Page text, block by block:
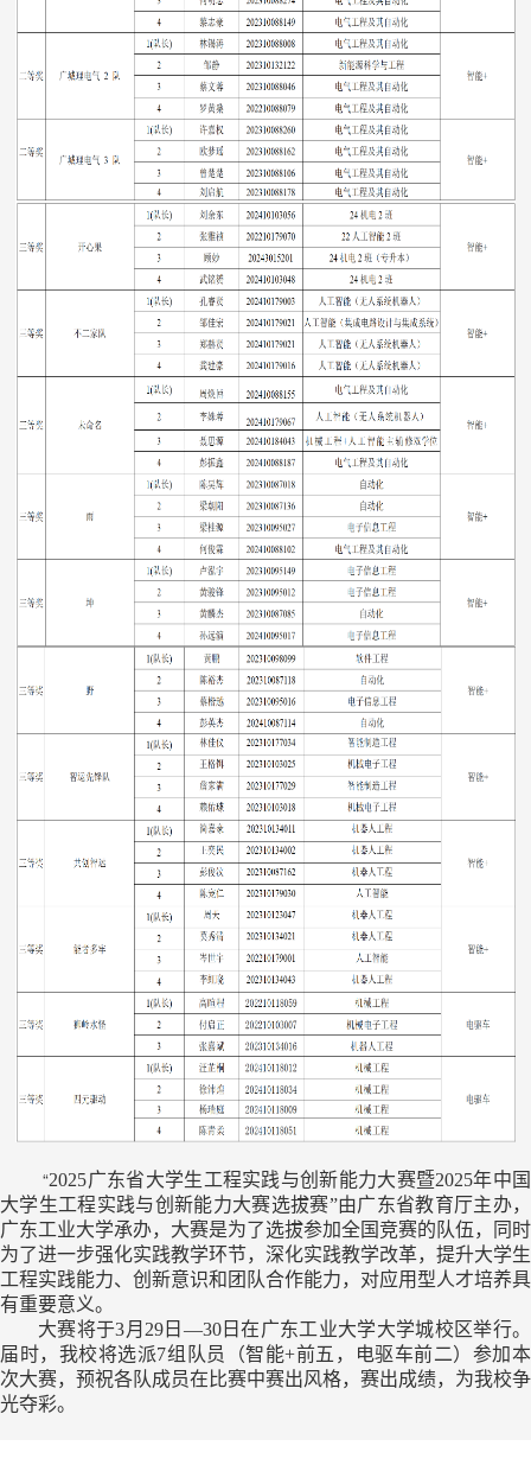
“2025广东省大学生工程实践与创新能力大赛暨2025年中国
大学生工程实践与创新能力大赛选拔赛”由广东省教育厅主办，
广东工业大学承办，大赛是为了选拔参加全国竞赛的队伍，同时
为了进一步强化实践教学环节，深化实践教学改革，提升大学生
工程实践能力、创新意识和团队合作能力，对应用型人才培养具
有重要意义。
大赛将于3月 29 日—30日在广东工业大学大学城校区举行。
届时，我校将选派7组队员（智能+前五，电驱车前二）参加本
次大赛，预祝各队成员在比赛中赛出风格，赛出成绩，为我校争
光夺彩。